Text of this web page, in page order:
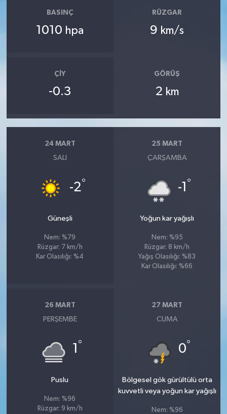
BASINÇ
1010 hpa
RÜZGAR
9 km/s
ÇIY
-0.3
GÖRÜŞ
2 km
24 MART
SALI
-2°
Güneşli
Nem: %79
Rüzgar: 7 km/h
Kar Olasılığı: %4
25 MART
ÇARŞAMBA
-1 °
Yoğun kar yağışlı
Nem: %95
Rüzgar: 8 km/h
Yağış Olasılığı: %83
Kar Olasılığı: %66
26 MART
PERŞEMBE
1 °
Puslu
Nem: %96
Rüzgar: 9 km/h
27 MART
CUMA
0°
Bölgesel gök gürültülü orta
kuvvetli veya yoğun kar yağışlı
Nem: %96
Manyas
Resmi İlanlar
Savaştepe
SİYASET
Sındırgı
SPOR
TARİHTE BUGÜN
TEKNOLOJİ
TÜRKİYE